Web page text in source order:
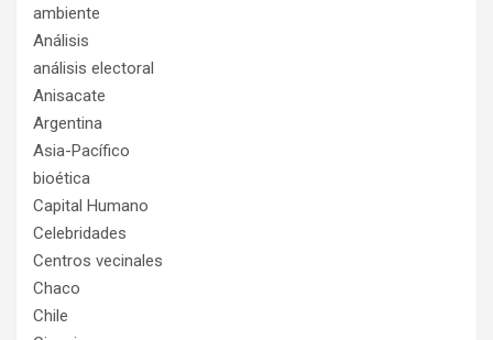
ambiente
Análisis
análisis electoral
Anisacate
Argentina
Asia-Pacífico
bioética
Capital Humano
Celebridades
Centros vecinales
Chaco
Chile